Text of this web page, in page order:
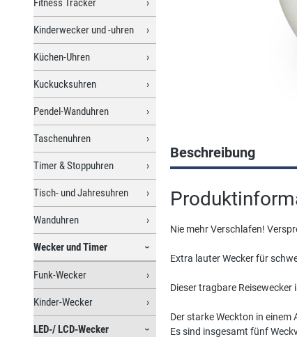
Kinderwecker und -uhren
Küchen-Uhren
Kuckucksuhren
Pendel-Wanduhren
Taschenuhren
Timer & Stoppuhren
Tisch- und Jahresuhren
Wanduhren
Wecker und Timer
Funk-Wecker
Kinder-Wecker
LED-/ LCD-Wecker
Beschreibung
Nie mehr Verschlafen!
Extra lauter Wecker für
Dieser tragbare
Der starke Weckton in
Es sind insgesamt fünf